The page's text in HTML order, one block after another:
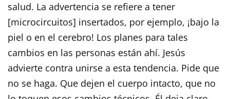
salud. La advertencia se refiere a tener
[microcircuitos] insertados, por ejemplo, ¡bajo la
piel o en el cerebro! Los planes para tales
cambios en las personas están ahí. Jesús
advierte contra unirse a esta tendencia. Pide que
no se haga. Que dejen el cuerpo intacto, que no